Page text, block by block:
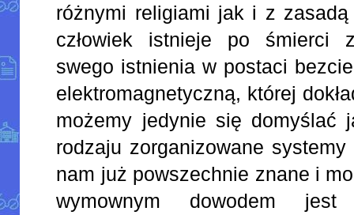
różnymi religiami jak i z
człowiek istnieje po śmierci
swego istnienia w postaci
elektromagnetyczną, której
możemy jedynie się domyślać
rodzaju zorganizowane
nam już powszechnie znane i
wymownym dowodem